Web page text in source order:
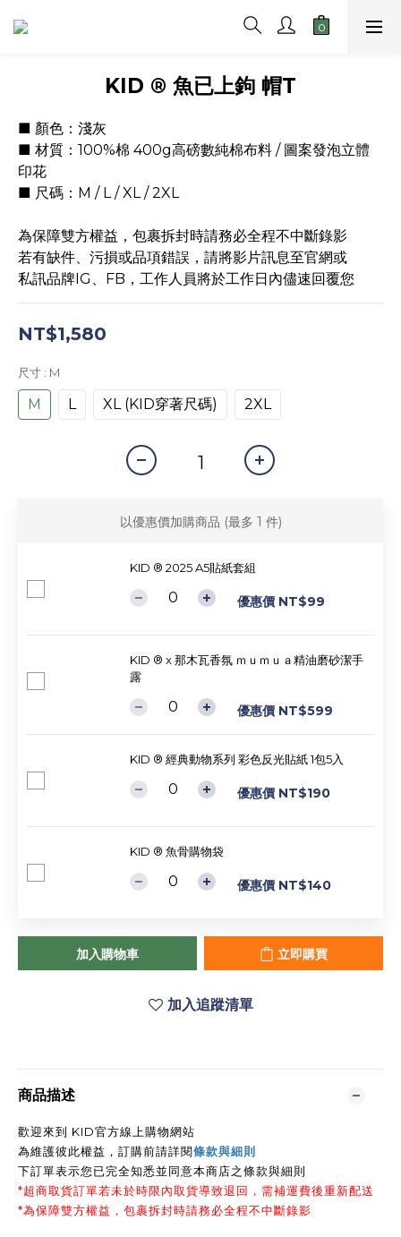
KID ® 魚已上鉤 帽T
■ 顏色：淺灰
■ 材質：100%棉 400g高磅數純棉布料 / 圖案發泡立體
印花
■ 尺碼：M / L / XL / 2XL
為保障雙方權益，包裹拆封時請務必全程不中斷錄影
若有缺件、污損或品項錯誤，請將影片訊息至官網或
私訊品牌IG、FB，工作人員將於工作日內儘速回覆您
NT$1,580
尺寸 : M
M L XL (KID穿著尺碼) 2XL
以優惠價加購商品 (最多 1 件)
KID ® 2025 A5貼紙套組
優惠價 NT$99
KID ® x 那木瓦香氛 ｍｕｍｕａ精油磨砂潔手
露
優惠價 NT$599
KID ® 經典動物系列 彩色反光貼紙 1包5入
優惠價 NT$190
KID ® 魚骨購物袋
優惠價 NT$140
加入購物車 立即購買
加入追蹤清單
商品描述
歡迎來到 KID官方線上購物網站
為維護彼此權益，訂購前請詳閱條款與細則
下訂單表示您已完全知悉並同意本商店之條款與細則
*超商取貨訂單若未於時限內取貨導致退回，需補運費後重新配送
*為保障雙方權益，包裹拆封時請務必全程不中斷錄影